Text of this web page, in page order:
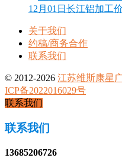
12月01日长江铝加工
关于我们
约稿/商务合作
联系我们
© 2012-2026 江苏维斯康星
ICP备2022016029号
联系我们
联系我们
13685206726